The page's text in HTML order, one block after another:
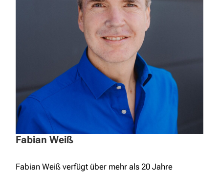
Fabian Weiß
Fabian Weiß verfügt über mehr als 20 Jahre